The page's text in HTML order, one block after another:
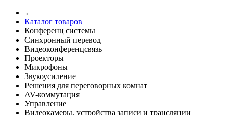
←
Каталог товаров
Конференц системы
Синхронный перевод
Видеоконференцсвязь
Проекторы
Микрофоны
Звукоусиление
Решения для переговорных комнат
AV-коммутация
Управление
Видеокамеры, устройства записи и трансляции